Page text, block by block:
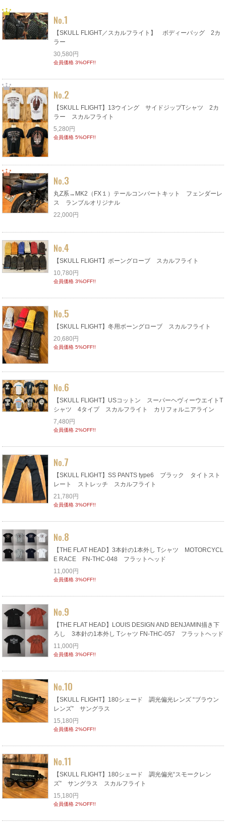
No.1
【SKULL FLIGHT／スカルフライト】 ボディーバッグ 2カ
ラー
30,580円
会員価格 3%OFF!!
No.2
【SKULL FLIGHT】13ウイング サイドジップTシャツ 2カ
ラー スカルフライト
5,280円
会員価格 5%OFF!!
No.3
丸Z系→MK2（FX１）テールコンバートキット フェンダーレ
ス ランブルオリジナル
22,000円
No.4
【SKULL FLIGHT】ボーングローブ スカルフライト
10,780円
会員価格 3%OFF!!
No.5
【SKULL FLIGHT】冬用ボーングローブ スカルフライト
20,680円
会員価格 5%OFF!!
No.6
【SKULL FLIGHT】USコットン スーパーヘヴィーウエイトT
シャツ 4タイプ スカルフライト カリフォルニアライン
7,480円
会員価格 2%OFF!!
No.7
【SKULL FLIGHT】SS PANTS type6 ブラック タイトスト
レート ストレッチ スカルフライト
21,780円
会員価格 3%OFF!!
No.8
【THE FLAT HEAD】3本針の1本外し Tシャツ MOTORCYCL
E RACE FN-THC-048 フラットヘッド
11,000円
会員価格 3%OFF!!
No.9
【THE FLAT HEAD】LOUIS DESIGN AND BENJAMIN描き下
ろし 3本針の1本外し Tシャツ FN-THC-057 フラットヘッド
11,000円
会員価格 3%OFF!!
No.10
【SKULL FLIGHT】180シェード 調光偏光レンズ “ブラウン
レンズ” サングラス
15,180円
会員価格 2%OFF!!
No.11
【SKULL FLIGHT】180シェード 調光偏光“スモークレン
ズ” サングラス スカルフライト
15,180円
会員価格 2%OFF!!